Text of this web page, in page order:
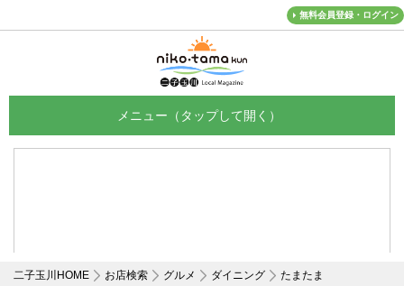
無料会員登録・ログイン
二子玉川HOME お店検索 グルメ ダイニング たまたま
メニュー